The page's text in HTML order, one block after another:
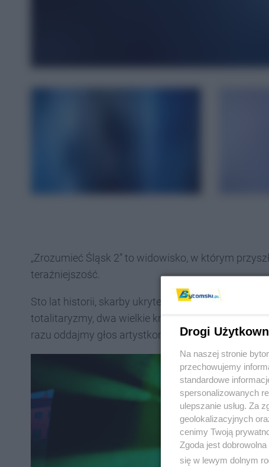
„Zrozumieć Śląsk 2” to widowisko, w którym
teraźniejszość.
Sto lat historii, skarby ukryte pod ziemią, trzech
totalitaryzmy, dwa wielkie kryzysy, przesuwające
razu oddajmy głos artystkom i artystom.
Drogi
Na naszej stronie
przechowujemy
standardowe
spersonalizowanych
ulepszanie usług. Za
geolokalizacyjnych
cenimy Twoją
Zgoda jest
się w lewym dolnym